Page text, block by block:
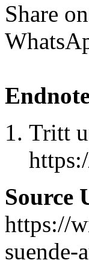
Share
Tritt
Source
https://
suende-